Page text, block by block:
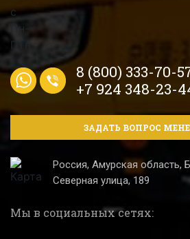
8 (800) 333-70-
+7 924 348-23-
ЗАДАТЬ ВОПРОС
Россия, Амурская область,
Северная улица, 189
Мы в социальных сетях: